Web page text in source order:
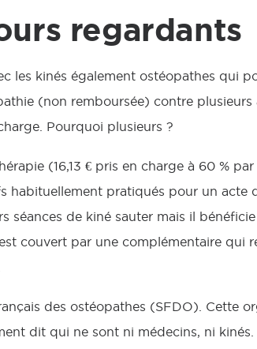
regardants
les kinés également ostéopathes qui
(non remboursée) contre plusieurs
Pourquoi plusieurs ?
(16,13 € pris en charge à 60 % par
habituellement pratiqués pour un acte
séances de kiné sauter mais il
couvert par une complémentaire qui
des ostéopathes (SFDO). Cette
dit qui ne sont ni médecins, ni kinés.